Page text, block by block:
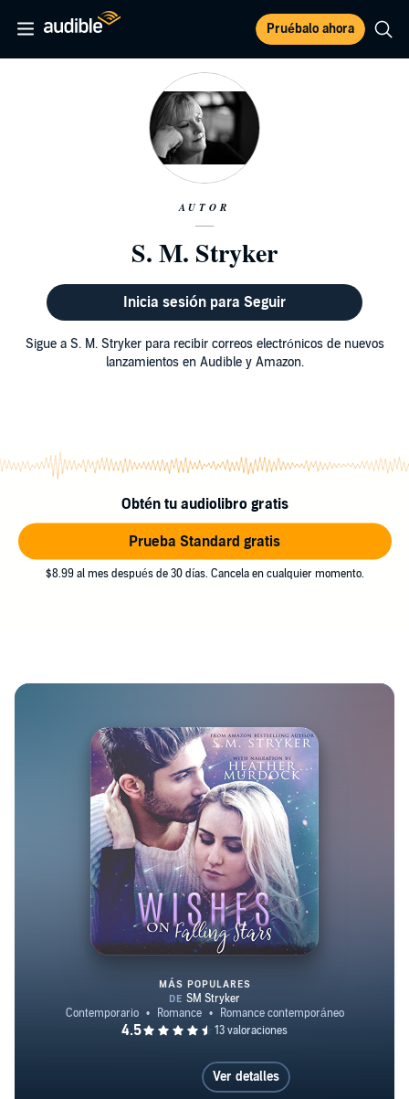
Pruébalo ahora
AUTOR
S. M. Stryker
Inicia sesión para Seguir
Sigue a S. M. Stryker para recibir correos electrónicos de nuevos
lanzamientos en Audible y Amazon.
Obtén tu audiolibro gratis
Prueba Standard gratis
$8.99 al mes después de 30 días. Cancela en cualquier momento.
Wishes on Falling Stars
MÁS POPULARES
Ver detalles